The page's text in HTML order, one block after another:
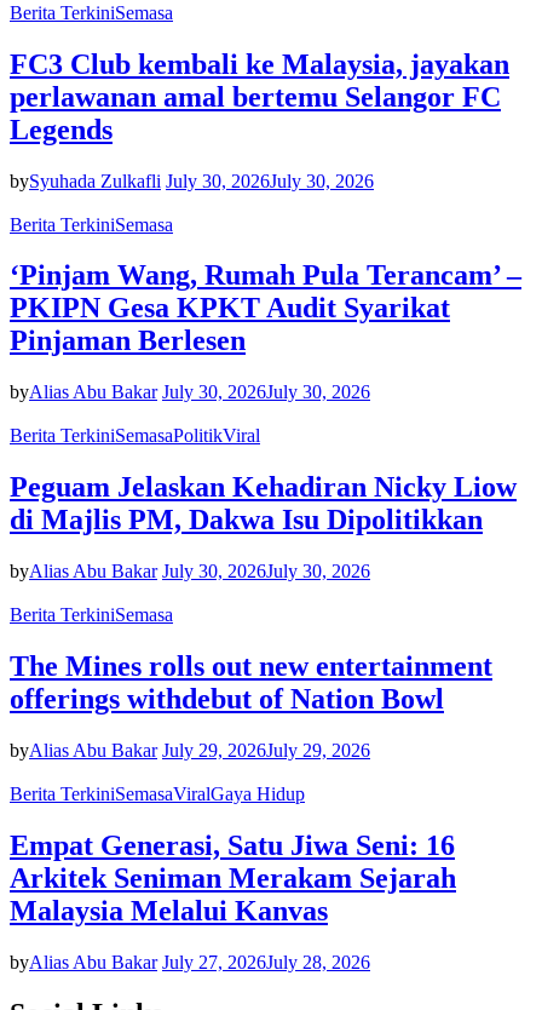
Berita TerkiniSemasa
FC3 Club kembali ke Malaysia, jayakan
perlawanan amal bertemu Selangor FC
Legends
bySyuhada Zulkafli July 30, 2026July 30, 2026
Berita TerkiniSemasa
‘Pinjam Wang, Rumah Pula Terancam’ –
PKIPN Gesa KPKT Audit Syarikat
Pinjaman Berlesen
byAlias Abu Bakar July 30, 2026July 30, 2026
Berita TerkiniSemasaPolitikViral
Peguam Jelaskan Kehadiran Nicky Liow
di Majlis PM, Dakwa Isu Dipolitikkan
byAlias Abu Bakar July 30, 2026July 30, 2026
Berita TerkiniSemasa
The Mines rolls out new entertainment
offerings withdebut of Nation Bowl
byAlias Abu Bakar July 29, 2026July 29, 2026
Berita TerkiniSemasaViralGaya Hidup
Empat Generasi, Satu Jiwa Seni: 16
Arkitek Seniman Merakam Sejarah
Malaysia Melalui Kanvas
byAlias Abu Bakar July 27, 2026July 28, 2026